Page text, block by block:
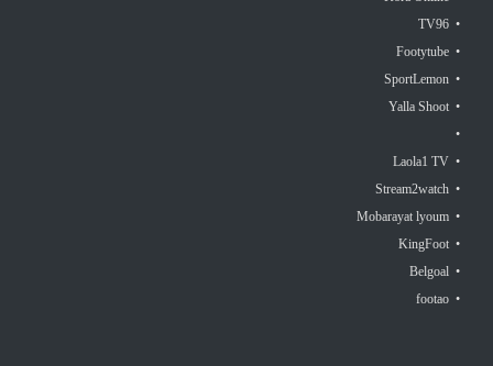
• TV96
• Footytube
• SportLemon
• Yalla Shoot
•
• Laola1 TV
• Stream2watch
• Mobarayat lyoum
• KingFoot
• Belgoal
• footao